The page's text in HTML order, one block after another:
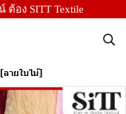
อง SITT Textile
ายใบไม้]